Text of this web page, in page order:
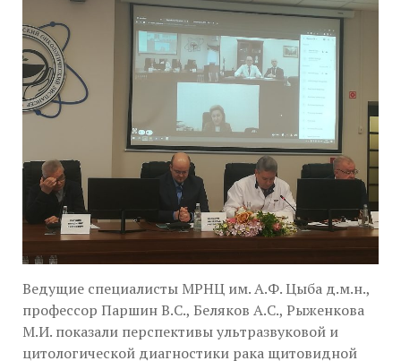
Ведущие специалисты МРНЦ им. А.Ф. Цыба д.м.н.,
профессор Паршин В.С., Беляков А.С., Рыженкова
М.И. показали перспективы ультразвуковой и
цитологической диагностики рака щитовидной